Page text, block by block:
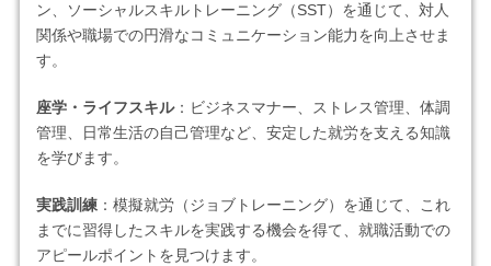
ン、ソーシャルスキルトレーニング（SST）を通じて、対人
関係や職場での円滑なコミュニケーション能力を向上させま
す。
座学・ライフスキル：ビジネスマナー、ストレス管理、体調
管理、日常生活の自己管理など、安定した就労を支える知識
を学びます。
実践訓練：模擬就労（ジョブトレーニング）を通じて、これ
までに習得したスキルを実践する機会を得て、就職活動での
アピールポイントを見つけます。